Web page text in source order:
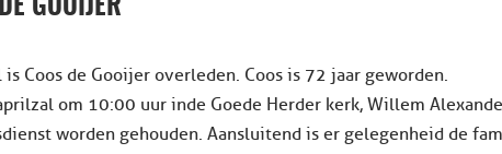
GOOIJER
Coos de Gooijer overleden. Coos is 72 jaar geworden.
zal om 10:00 uur in de Goede Herder kerk, Willem
worden gehouden. Aansluitend is er gelegenheid de